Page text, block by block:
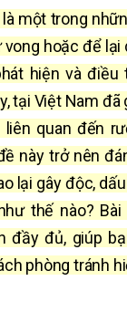
một trong
vong hoặc để lại
hiện và điều
tại Việt Nam đã
quan đến
này trở nên
lại gây độc,
thế nào?
đầy đủ, giúp
phòng tránh